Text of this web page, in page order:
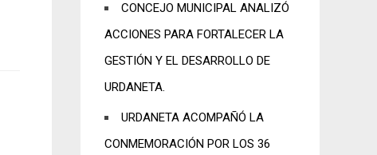
CONCEJO MUNICIPAL ANALIZÓ
ACCIONES PARA FORTALECER LA
GESTIÓN Y EL DESARROLLO DE
URDANETA.
URDANETA ACOMPAÑÓ LA
CONMEMORACIÓN POR LOS 36